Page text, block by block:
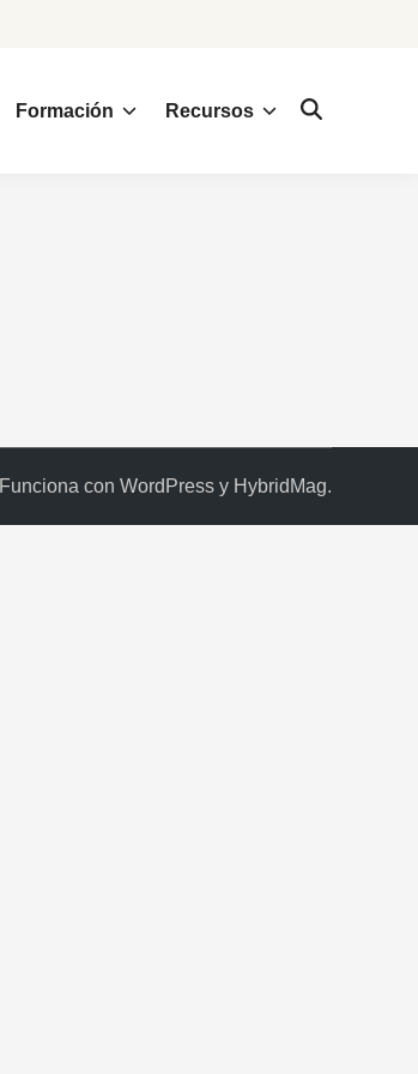
Formación Recursos
Funciona con WordPress y HybridMag.